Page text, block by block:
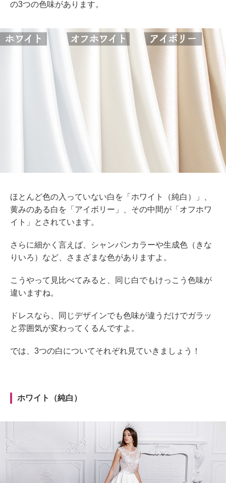
の3つの色味があります。
ほとんど色の入っていない白を「ホワイト（純白）」、
黄みのある白を「アイボリー」、その中間が「オフホワ
イト」とされています。
さらに細かく言えば、シャンパンカラーや生成色（きな
りいろ）など、さまざまな色がありますよ。
こうやって見比べてみると、同じ白でもけっこう色味が
違いますね。
ドレスなら、同じデザインでも色味が違うだけでガラッ
と雰囲気が変わってくるんですよ。
では、3つの白についてそれぞれ見ていきましょう！
ホワイト（純白）